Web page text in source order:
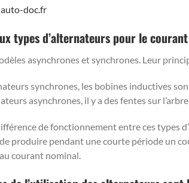
doc.fr
types d’alternateurs pour le
asynchrones et synchrones. Leur
synchrones, les bobines inductives
asynchrones, il y a des fentes sur
de fonctionnement entre ces types
produire pendant une courte période un
courant nominal.